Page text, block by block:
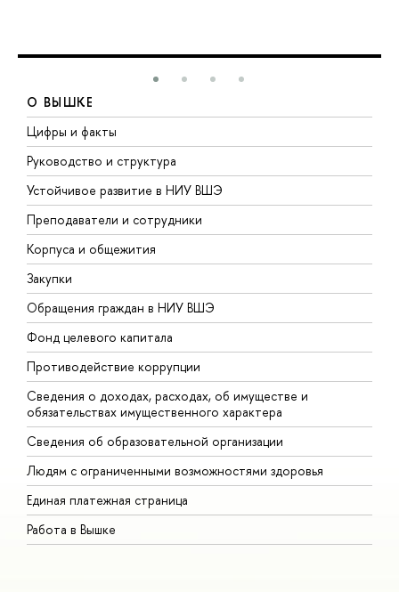
О ВЫШКЕ
Цифры и факты
Руководство и структура
Устойчивое развитие в НИУ ВШЭ
Преподаватели и сотрудники
Корпуса и общежития
Закупки
Обращения граждан в НИУ ВШЭ
Фонд целевого капитала
Противодействие коррупции
Сведения о доходах, расходах, об имуществе и
обязательствах имущественного характера
Сведения об образовательной организации
Людям с ограниченными возможностями здоровья
Единая платежная страница
Работа в Вышке